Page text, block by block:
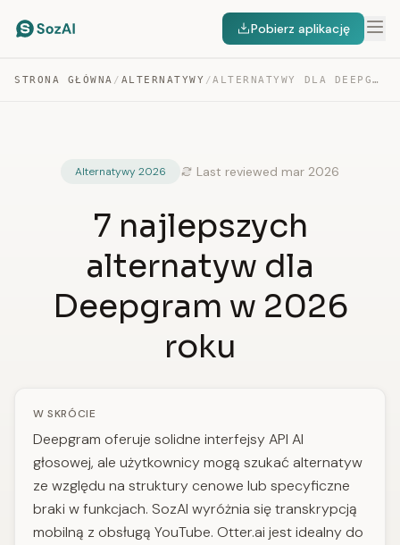
Pobierz aplikację
STRONA GŁÓWNA / ALTERNATYWY / ALTERNATYWY DLA DEEPGRAM
Alternatywy 2026 Last reviewed mar 2026
7 najlepszych
alternatyw dla
Deepgram w 2026
roku
W SKRÓCIE
Deepgram oferuje solidne interfejsy API AI
głosowej, ale użytkownicy mogą szukać alternatyw
ze względu na struktury cenowe lub specyficzne
braki w funkcjach. SozAI wyróżnia się transkrypcją
mobilną z obsługą YouTube. Otter.ai jest idealny do